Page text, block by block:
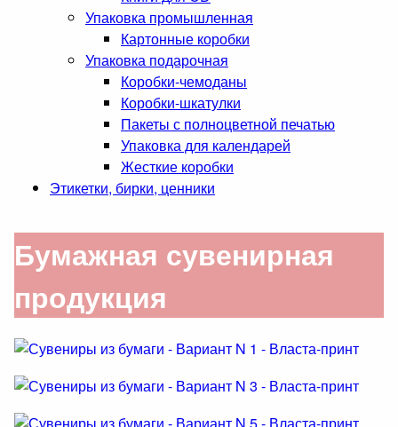
Упаковка промышленная
Картонные коробки
Упаковка подарочная
Коробки-чемоданы
Коробки-шкатулки
Пакеты с полноцветной печатью
Упаковка для календарей
Жесткие коробки
Этикетки, бирки, ценники
Бумажная сувенирная
продукция